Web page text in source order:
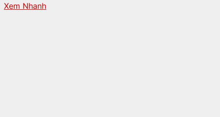
Xem Nhanh